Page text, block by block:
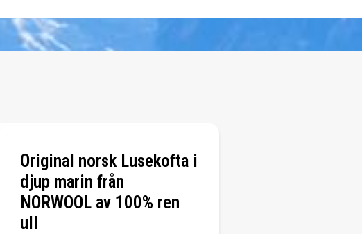
Original norsk Lusekofta i
djup marin från
NORWOOL av 100% ren
ull